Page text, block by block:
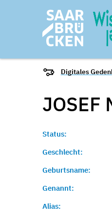
Digitales
JOSEF
Status:
Geschlecht:
Geburtsname:
Genannt:
Alias: